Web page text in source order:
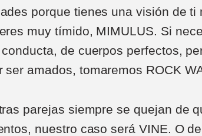
porque tienes una visión de
muy tímido, MIMULUS. Si
de cuerpos perfectos,
ser amados, tomaremos ROCK
parejas siempre se quejan de
nuestro caso será VINE. O